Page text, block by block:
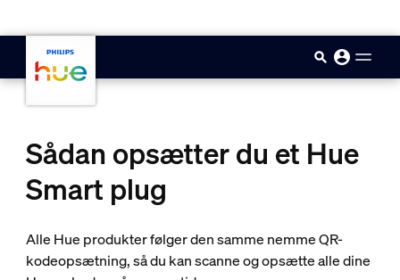
Sådan opsætter du et Hue
Smart plug
Alle Hue produkter følger den samme nemme QR-
kodeopsætning, så du kan scanne og opsætte alle dine